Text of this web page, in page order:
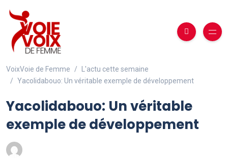
VoixVoie de Femme
L'actu cette semaine
Yacolidabouo: Un véritable exemple de développement
Yacolidabouo: Un véritable
exemple de développement